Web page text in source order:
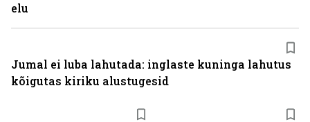
elu
Jumal ei luba lahutada: inglaste kuninga lahutus
kõigutas kiriku alustugesid